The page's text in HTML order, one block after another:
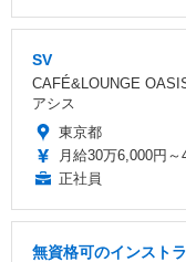
SV
CAFÉ&LOUNGE
アシス
東京都
月給30万6,000円
正社員
無資格可のインスト